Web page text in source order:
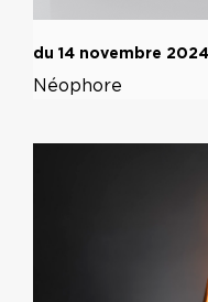
du 14 novembre
Néophore